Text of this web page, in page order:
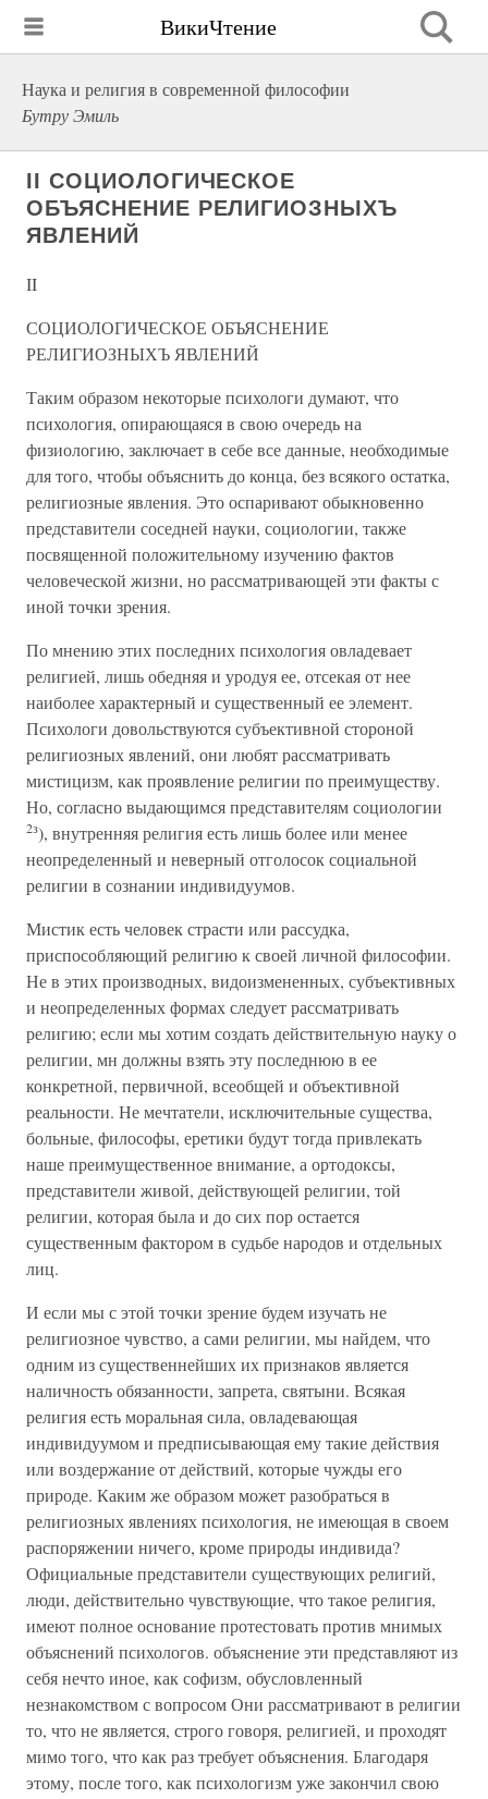
ВикиЧтение
Наука и религия в современной философии
Бутру Эмиль
II СОЦИОЛОГИЧЕСКОЕ
ОБЪЯСНЕНИЕ РЕЛИГИОЗНЫХЪ
ЯВЛЕНИЙ
II
СОЦИОЛОГИЧЕСКОЕ ОБЪЯСНЕНИЕ
РЕЛИГИОЗНЫХЪ ЯВЛЕНИЙ
Таким образом некоторые психологи думают, что
психология, опирающаяся в свою очередь на
физиологию, заключает в себе все данные, необходимые
для того, чтобы объяснить до конца, без всякого остатка,
религиозные явления. Это оспаривают обыкновенно
представители соседней науки, социологии, также
посвященной положительному изучению фактов
человеческой жизни, но рассматривающей эти факты с
иной точки зрения.
По мнению этих последних психология овладевает
религией, лишь обедняя и уродуя ее, отсекая от нее
наиболее характерный и существенный ее элемент.
Психологи довольствуются субъективной стороной
религиозных явлений, они любят рассматривать
мистицизм, как проявление религии по преимуществу.
Но, согласно выдающимся представителям социологии
2з), внутренняя религия есть лишь более или менее
неопределенный и неверный отголосок социальной
религии в сознании индивидуумов.
Мистик есть человек страсти или рассудка,
приспособляющий религию к своей личной философии.
Не в этих производных, видоизмененных, субъективных
и неопределенных формах следует рассматривать
религию; если мы хотим создать действительную науку о
религии, мн должны взять эту последнюю в ее
конкретной, первичной, всеобщей и объективной
реальности. Не мечтатели, исключительные существа,
больные, философы, еретики будут тогда привлекать
наше преимущественное внимание, а ортодоксы,
представители живой, действующей религии, той
религии, которая была и до сих пор остается
существенным фактором в судьбе народов и отдельных
лиц.
И если мы с этой точки зрение будем изучать не
религиозное чувство, а сами религии, мы найдем, что
одним из существеннейших их признаков является
наличность обязанности, запрета, святыни. Всякая
религия есть моральная сила, овладевающая
индивидуумом и предписывающая ему такие действия
или воздержание от действий, которые чужды его
природе. Каким же образом может разобраться в
религиозных явлениях психология, не имеющая в своем
распоряжении ничего, кроме природы индивида?
Официальные представители существующих религий,
люди, действительно чувствующие, что такое религия,
имеют полное основание протестовать против мнимых
объяснений психологов. объяснение эти представляют из
себя нечто иное, как софизм, обусловленный
незнакомством с вопросом Они рассматривают в религии
то, что не является, строго говоря, религией, и проходят
мимо того, что как раз требует объяснения. Благодаря
этому, после того, как психологизм уже закончил свою